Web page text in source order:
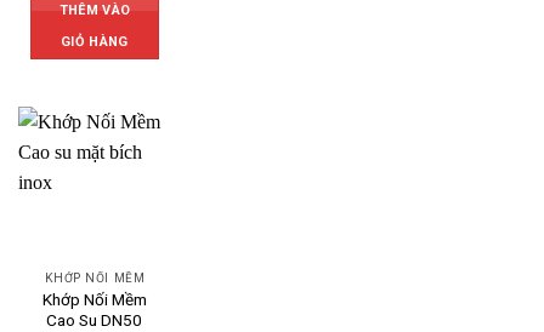
THÊM VÀO
GIỎ HÀNG
KHỚP NỐI MỀM
Khớp Nối Mềm
Cao Su DN50